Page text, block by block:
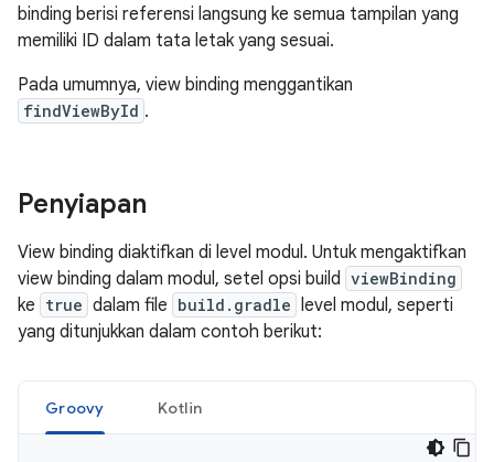
binding berisi referensi langsung ke semua tampilan yang
memiliki ID dalam tata letak yang sesuai.
Pada umumnya, view binding menggantikan
findViewById .
Penyiapan
View binding diaktifkan di level modul. Untuk mengaktifkan
view binding dalam modul, setel opsi build viewBinding
ke true dalam file build.gradle level modul, seperti
yang ditunjukkan dalam contoh berikut:
Groovy Kotlin